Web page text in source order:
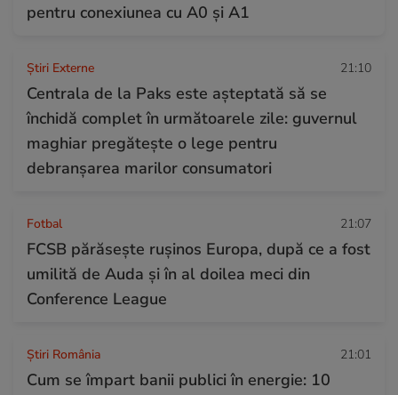
pentru conexiunea cu A0 și A1
Știri Externe 21:10
Centrala de la Paks este așteptată să se
închidă complet în următoarele zile: guvernul
maghiar pregătește o lege pentru
debranșarea marilor consumatori
Fotbal 21:07
FCSB părăsește rușinos Europa, după ce a fost
umilită de Auda și în al doilea meci din
Conference League
Știri România 21:01
Cum se împart banii publici în energie: 10